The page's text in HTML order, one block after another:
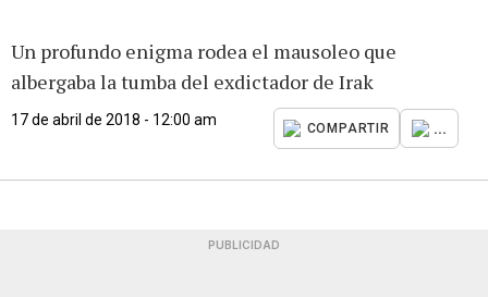
Un profundo enigma rodea el mausoleo que
albergaba la tumba del exdictador de Irak
17 de abril de 2018 - 12:00 am
COMPARTIR ...
PUBLICIDAD